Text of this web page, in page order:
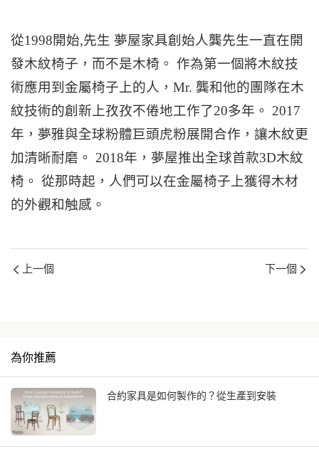
從1998開始,先生 夢屋家具創始人龔先生一直在開
發木紋椅子，而不是木椅。 作為第一個將木紋技
術應用到金屬椅子上的人，Mr. 龔和他的團隊在木
紋技術的創新上孜孜不倦地工作了20多年。 2017
年，夢雅與全球粉體巨頭虎粉展開合作，讓木紋更
加清晰耐磨。 2018年，夢屋推出全球首款3D木紋
椅。 從那時起，人們可以在金屬椅子上獲得木材
的外觀和触感。
上一個 下一個
為你推薦
合約家具是如何製作的？從生產到安裝